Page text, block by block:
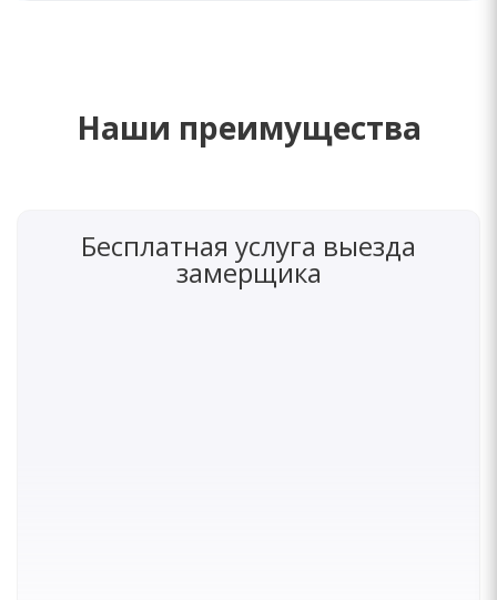
Наши преимущества
Бесплатная услуга выезда
замерщика